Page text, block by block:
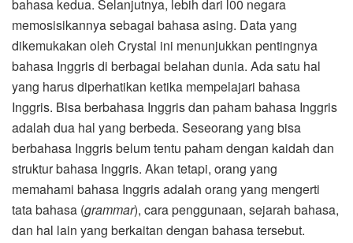
bahasa kedua. Selanjutnya, lebih dari l00 negara
memosisikannya sebagai bahasa asing. Data yang
dikemukakan oleh Crystal ini menunjukkan pentingnya
bahasa Inggris di berbagai belahan dunia. Ada satu hal
yang harus diperhatikan ketika mempelajari bahasa
Inggris. Bisa berbahasa Inggris dan paham bahasa Inggris
adalah dua hal yang berbeda. Seseorang yang bisa
berbahasa Inggris belum tentu paham dengan kaidah dan
struktur bahasa Inggris. Akan tetapi, orang yang
memahami bahasa Inggris adalah orang yang mengerti
tata bahasa (grammar), cara penggunaan, sejarah bahasa,
dan hal lain yang berkaitan dengan bahasa tersebut.